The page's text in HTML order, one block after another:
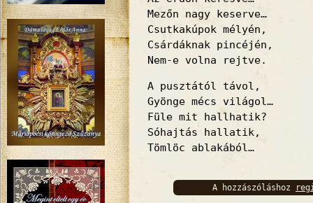
Mezőn nagy keserve…
Csutkakúpok mélyén,
Csárdáknak pincéjén,
Nem-e volna rejtve.
A pusztától távol,
Gyönge mécs világol…
Füle mit hallhatik?
Sóhajtás hallatik,
Tömlöc ablakából…
A hozzászóláshoz